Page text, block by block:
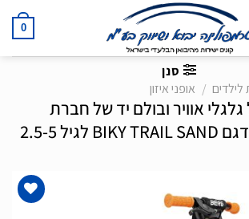
0
סנן
לילדים / אופני איזון
גלגלי אוויר ובולם יד של חברת